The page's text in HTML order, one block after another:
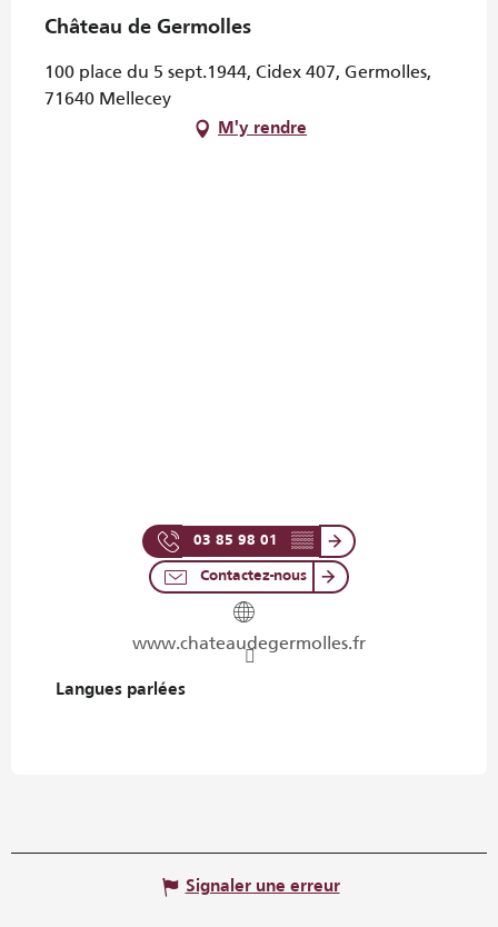
Château de Germolles
100 place du 5 sept.1944, Cidex 407, Germolles,
71640 Mellecey
M'y rendre
03 85 98 01 ▒▒
Contactez-nous
www.chateaudegermolles.fr
Langues parlées
Langues parlées
Signaler une erreur